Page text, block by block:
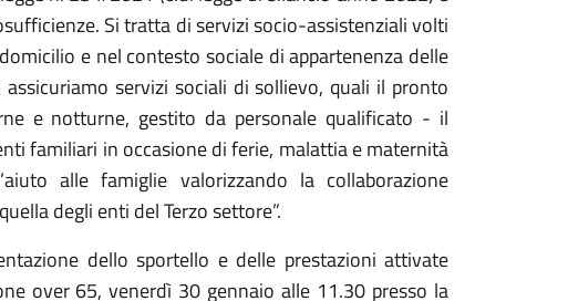
Si tratta di servizi socio-assistenziali volti
e nel contesto sociale di appartenenza delle
servizi sociali di sollievo, quali il pronto
e notturne, gestito da personale qualificato - il
familiari in occasione di ferie, malattia e maternità
alle famiglie valorizzando la collaborazione
degli enti del Terzo settore”.
dello sportello e delle prestazioni attivate
over 65, venerdì 30 gennaio alle 11.30 presso la